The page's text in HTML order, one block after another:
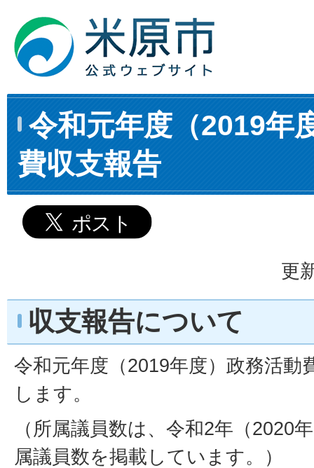
令和元年度（2019年
費収支報告
更
収支報告について
令和元年度（2019年度）政務活動
します。
（所属議員数は、令和2年（2020
属議員数を掲載しています。）